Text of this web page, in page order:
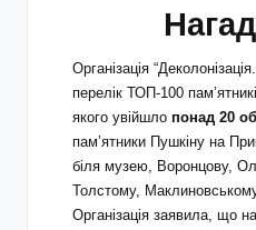
Організація
перелік ТОП-100
якого увійшло понад 20
пам’ятники Пушкіну на
біля музею, Воронцову,
Толстому,
Організація заявила, що